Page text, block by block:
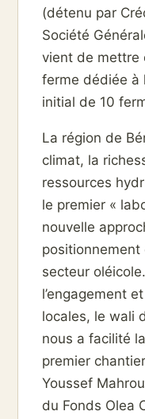
(détenu par
Société
vient de mettre
ferme dédiée à
initial de 10
La région de
climat, la
ressources
le premier «
nouvelle
positionnement
secteur
l’engagement
locales, le wali
nous a facilité
premier
Youssef
du Fonds Olea